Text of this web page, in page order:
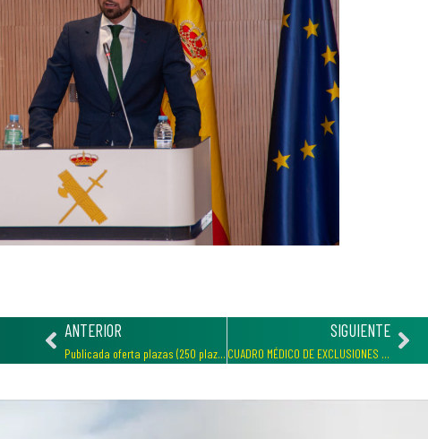
ANTERIOR
Publicada oferta plazas (250 plazas) para el ingreso en el Colegio de Guardias Jóvenes «Duque de Ahumada» Curso 2023/2024
SIGUIENTE
CUADRO MÉDICO DE EXCLUSIONES PARA INGRESO EN EL CUERPO DE LA GUARDIA CIVIL